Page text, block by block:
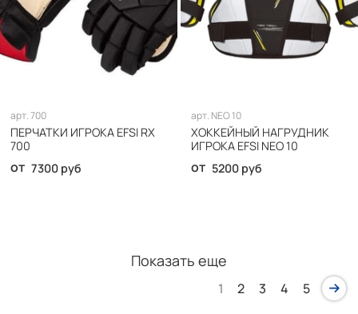
арт.700
ПЕРЧАТКИ ИГРОКА EFSI RX
700
от 7300 руб
арт. NEO 10
ХОККЕЙНЫЙ НАГРУДНИК
ИГРОКА EFSI NEO 10
от 5200 руб
Показать еще
1 2 3 4 5